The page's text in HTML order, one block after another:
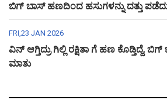
ಬಿಗ್ ಬಾಸ್ ಹಣದಿಂದ ಹಸುಗಳನ್ನು ದತ್ತು
FRI,23 JAN 2026
ವಿನ್ ಆಗ್ತಿದ್ರು ಗಿಲ್ಲಿ ರಕ್ಷಿತಾ ಗೆ ಹಣ ಕೊಡ್ತಿದ್ದೆ,
ಮಾತು